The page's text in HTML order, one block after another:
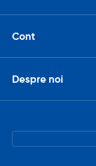
Cont
Despre noi